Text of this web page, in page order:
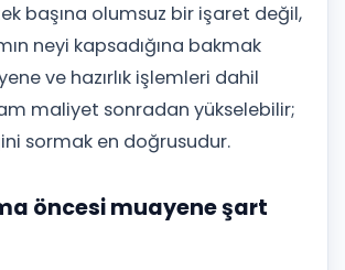
başına olumsuz bir işaret değil,
neyi kapsadığına bakmak
ve hazırlık işlemleri dahil
maliyet sonradan yükselebilir;
sormak en doğrusudur.
öncesi muayene şart